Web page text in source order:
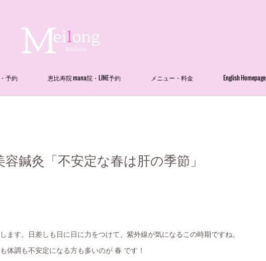
予約 恵比寿院 mana院・LINE予約 メニュー・料金 English Homepage
鍼灸「不安定な春は肝の季節」
ます。日差しも日に日に力をつけて、紫外線が気になるこの時期ですね。
体調も不安定になる方も多いのが 春 です！